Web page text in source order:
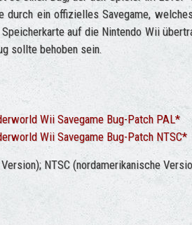
ein offizielles Savegame,
auf die Nintendo Wii
sollte behoben sein.
Wii Savegame Bug-Patch PAL*
Wii Savegame Bug-Patch NTSC*
NTSC (nordamerikanische